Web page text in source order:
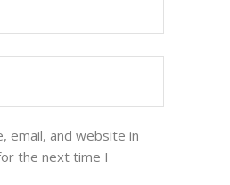
email, and website in
the next time I